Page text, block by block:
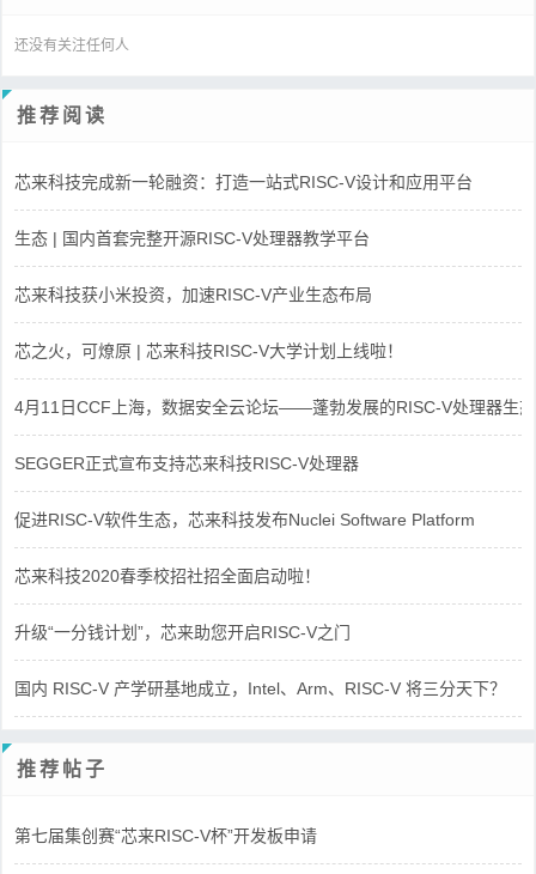
还没有关注任何人
推荐阅读
芯来科技完成新一轮融资：打造一站式RISC-V设计和应用平台
生态 | 国内首套完整开源RISC-V处理器教学平台
芯来科技获小米投资，加速RISC-V产业生态布局
芯之火，可燎原 | 芯来科技RISC-V大学计划上线啦！
4月11日CCF上海，数据安全云论坛——蓬勃发展的RISC-V处理器生态
SEGGER正式宣布支持芯来科技RISC-V处理器
促进RISC-V软件生态，芯来科技发布Nuclei Software Platform
芯来科技2020春季校招社招全面启动啦！
升级“一分钱计划”，芯来助您开启RISC-V之门
国内 RISC-V 产学研基地成立，Intel、Arm、RISC-V 将三分天下？
推荐帖子
第七届集创赛“芯来RISC-V杯”开发板申请